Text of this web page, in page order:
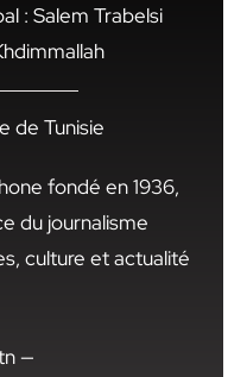
: Salem Trabelsi
de Tunisie
fondé en 1936,
du journalisme
culture et actualité
—